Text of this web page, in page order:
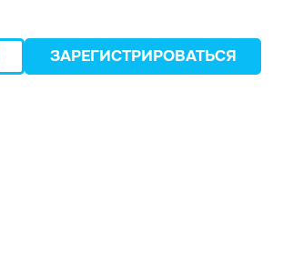
ЗАРЕГИСТРИРОВАТЬСЯ